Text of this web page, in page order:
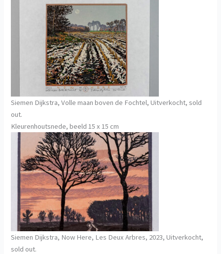
Siemen Dijkstra, Volle maan boven de Fochtel, Uitverkocht, sold
out.
Kleurenhoutsnede, beeld 15 x 15 cm
Siemen Dijkstra, Now Here, Les Deux Arbres, 2023, Uitverkocht,
sold out.